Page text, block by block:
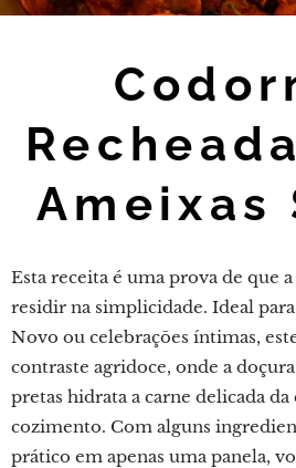
Ameixas
Esta receita é uma prova de que
residir na simplicidade. Ideal
Novo ou celebrações íntimas,
contraste agridoce, onde a
pretas hidrata a carne delicada
cozimento. Com alguns
prático em apenas uma panela,